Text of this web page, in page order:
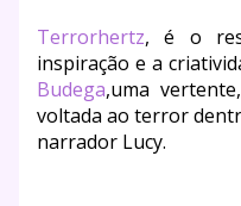
Terrorhertz, é o
inspiração e a
Budega,uma
voltada ao terror
narrador Lucy.